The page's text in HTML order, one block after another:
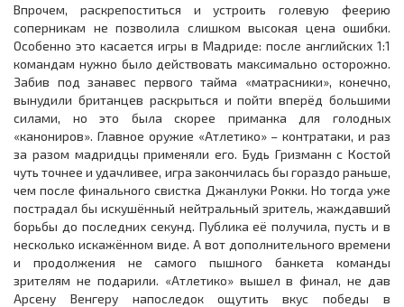
Впрочем, раскрепоститься и устроить голевую феерию
соперникам не позволила слишком высокая цена ошибки.
Особенно это касается игры в Мадриде: после английских 1:1
командам нужно было действовать максимально осторожно.
Забив под занавес первого тайма «матрасники», конечно,
вынудили британцев раскрыться и пойти вперёд большими
силами, но это была скорее приманка для голодных
«канониров». Главное оружие «Атлетико» – контратаки, и раз
за разом мадридцы применяли его. Будь Гризманн с Костой
чуть точнее и удачливее, игра закончилась бы гораздо раньше,
чем после финального свистка Джанлуки Рокки. Но тогда уже
пострадал бы искушённый нейтральный зритель, жаждавший
борьбы до последних секунд. Публика её получила, пусть и в
несколько искажённом виде. А вот дополнительного времени
и продолжения не самого пышного банкета команды
зрителям не подарили. «Атлетико» вышел в финал, не дав
Арсену Венгеру напоследок ощутить вкус победы в